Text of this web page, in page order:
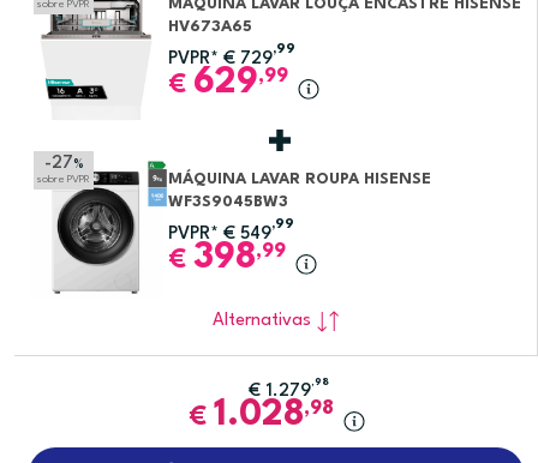
sobre PVPR
MÁQUINA LAVAR LOUÇA ENCASTRE HISENSE
HV673A65
PVPR* € 729
,99
€ 629,99
-27 %
sobre PVPR
MÁQUINA LAVAR ROUPA HISENSE
WF3S9045BW3
PVPR* € 549
,99
€ 398,99
Alternativas
€ 1.279,98
€ 1.028,98